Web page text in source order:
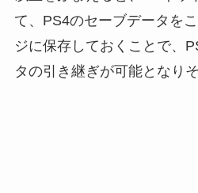
て、PS4のセーブデータを
ジに保存しておくことで、
タの引き継ぎが可能となり